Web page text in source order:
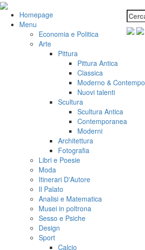
Salta
contenuto
VeniVidiViciHomepage
Menu
Economia e Politica
Arte
Pittura
Pittura Antica
Classica
Moderno &
Nuovi talenti
Scultura
Scultura Antica
Contemporanea
Moderni
Architettura
Fotografia
Libri e Poesie
Moda
Itinerari D'Autore
Il Palato
Analisi e Matematica
Musei in poltrona
Sesso e Psiche
Design
Sport
Calcio